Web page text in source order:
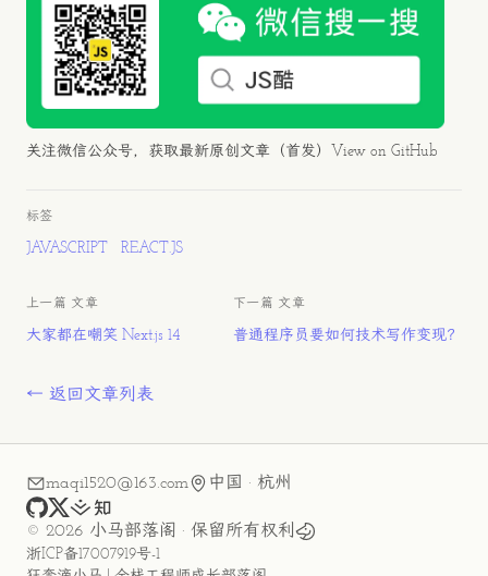
关注微信公众号，获取最新原创文章（首发） View on GitHub
标签
JAVASCRIPT REACT.JS
上一篇 文章
大家都在嘲笑 Next.js 14
下一篇 文章
普通程序员要如何技术写作变现？
← 返回文章列表
maqi1520@163.com 中国 · 杭州
github
x juejinzhihu
© 2026 小马部落阁 · 保留所有权利
浙ICP备17007919号-1